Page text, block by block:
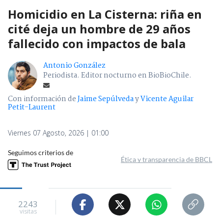
Homicidio en La Cisterna: riña en
cité deja un hombre de 29 años
fallecido con impactos de bala
Antonio González
Periodista. Editor nocturno en BioBioChile.
Con información deJaime SepúlvedayVicente Aguilar
Petit-Laurent
Viernes 07 Agosto, 2026 | 01:00
Seguimos criterios de
Ética y transparencia de BBCL
2243
visitas